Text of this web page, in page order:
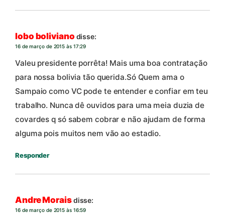
lobo boliviano disse:
16 de março de 2015 às 17:29
Valeu presidente porrêta! Mais uma boa contratação
para nossa bolivia tão querida.Só Quem ama o
Sampaio como VC pode te entender e confiar em teu
trabalho. Nunca dê ouvidos para uma meia duzia de
covardes q só sabem cobrar e não ajudam de forma
alguma pois muitos nem vão ao estadio.
Responder
Andre Moraisdisse:
16 de março de 2015 às 16:59